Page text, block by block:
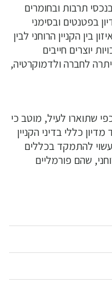
תרבות ובחומרים
בפטנטים ובסימני
בין הקניין הרוחני לבין
יוצרים חייבים
לחברה ולדמוקרטיה,
שתוארו לעיל, מוטב כי
כללי בדיני הקניין
עשוי להתמקד בכללים
שהם פורמליים